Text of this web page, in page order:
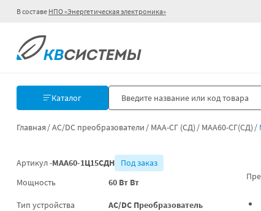
В составе НПО «Энергетическая электроника»
Каталог
Главная AC/DC преобразователи МАА-СГ (СД) МАА60-СГ(СД)
Артикул -МАА60-1Ц15СДН
Под заказ
Мощность
60 Вт Вт
Тип устройства AC/DC Преобразователь